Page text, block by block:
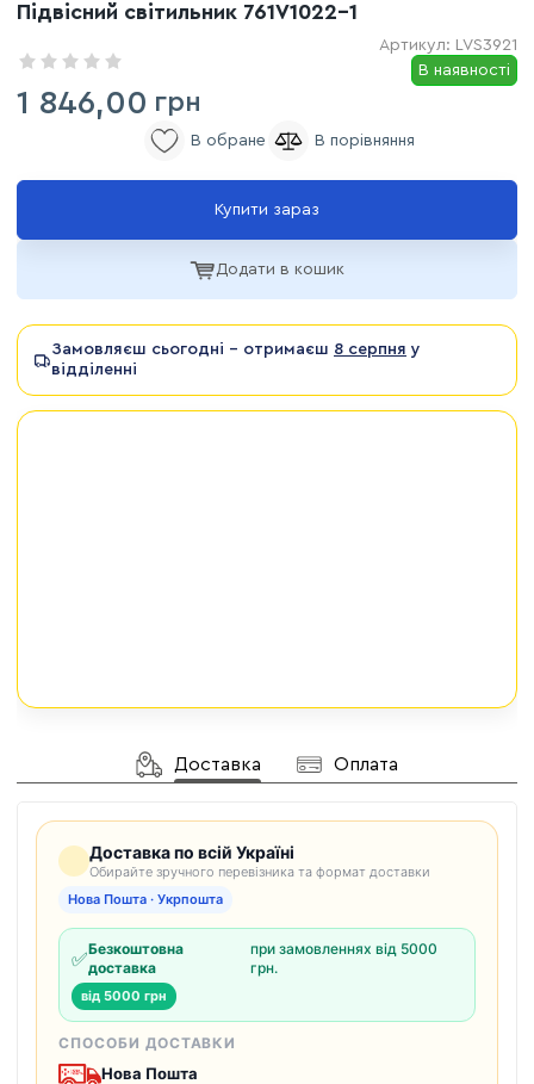
Підвісний світильник 761V1022-1
Артикул: LVS3921
В наявності
1 846,00 грн
Додати в кошик
Замовляєш сьогодні - отримаєш 8 серпня у
відділенні
Купити зараз
Доставка Оплата
Доставка по всій Україні
Обирайте зручного перевізника та формат доставки
Нова Пошта · Укрпошта
✅Безкоштовна
доставка
при замовленнях від 5000
грн.
від 5000 грн
СПОСОБИ ДОСТАВКИ
Нова Пошта